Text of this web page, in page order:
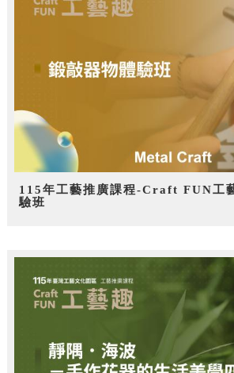
115年工藝推廣課程-Craft FUN工
驗班